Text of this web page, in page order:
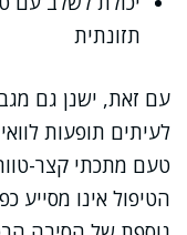
תזונתית
עם זאת, ישנן גם
לעיתים תופעות
טעם מתכתי קצר-
הטיפול אינו מסייע